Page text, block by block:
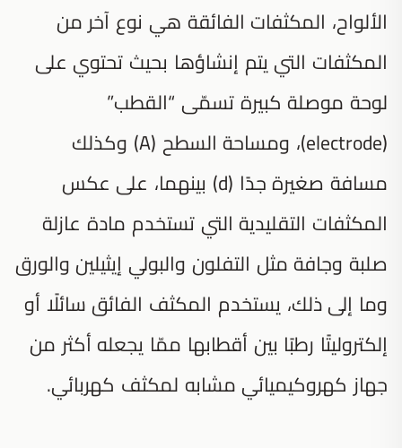
الألواح، المكثفات الفائقة هي نوع آخر من
المكثفات التي يتم إنشاؤها بحيث تحتوي على
لوحة موصلة كبيرة تسمّى “القطب”
(electrode)، ومساحة السطح (A) وكذلك
مسافة صغيرة جدًا (d) بينهما، على عكس
المكثفات التقليدية التي تستخدم مادة عازلة
صلبة وجافة مثل التفلون والبولي إيثيلين والورق
وما إلى ذلك، يستخدم المكثف الفائق سائلًا أو
إلكتروليتًا رطبًا بين أقطابها ممّا يجعله أكثر من
جهاز كهروكيميائي مشابه لمكثف كهربائي.